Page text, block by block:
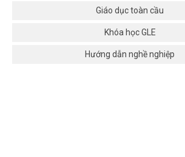
Giáo dục toàn cầu
Khóa học GLE
Hướng dẫn nghề nghiệp